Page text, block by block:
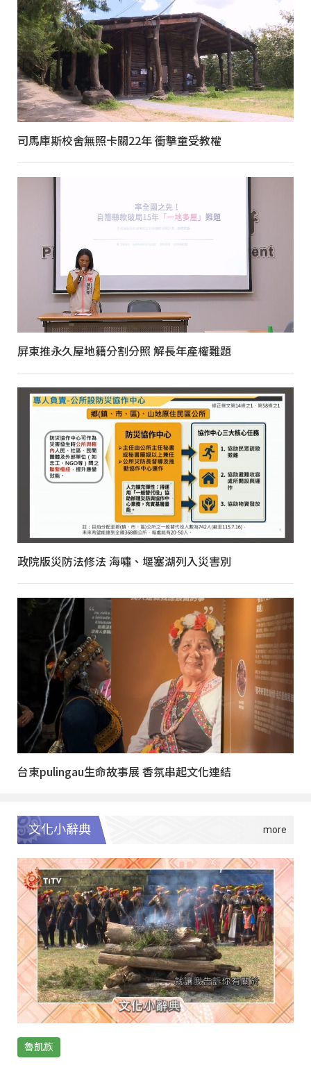
司馬庫斯校舍無照卡關22年 衝擊童受教權
屏東推永久屋地籍分割分照 解長年產權難題
政院版災防法修法 海嘯、堰塞湖列入災害別
台東pulingau生命故事展 香氛串起文化連結
文化小辭典
魯凱族